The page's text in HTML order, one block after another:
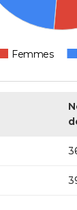
Femmes